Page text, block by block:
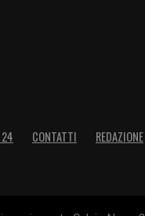
24 CONTATTI REDAZIONE